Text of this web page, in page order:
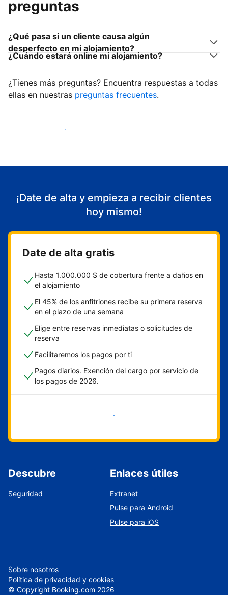
preguntas
¿Qué pasa si un cliente causa algún
desperfecto en mi alojamiento?
¿Cuándo estará online mi alojamiento?
¿Tienes más preguntas? Encuentra respuestas a todas
ellas en nuestras preguntas frecuentes.
Empieza a recibir clientes
¡Date de alta y empieza a recibir clientes
hoy mismo!
Date de alta gratis
Hasta 1.000.000 $ de cobertura frente a daños en
el alojamiento
El 45% de los anfitriones recibe su primera reserva
en el plazo de una semana
Elige entre reservas inmediatas o solicitudes de
reserva
Facilitaremos los pagos por ti
Pagos diarios. Exención del cargo por servicio de
los pagos de 2026.
Empieza ahora
Descubre
Seguridad
Enlaces útiles
Extranet
Pulse para Android
Pulse para iOS
Sobre nosotros
Política de privacidad y cookies
© Copyright Booking.com 2026